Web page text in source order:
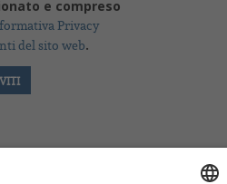
e compreso
Privacy
del sito web.